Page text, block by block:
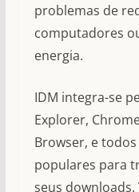
problemas de
computadores
energia.
IDM integra-se
Explorer,
Browser, e
populares para
seus